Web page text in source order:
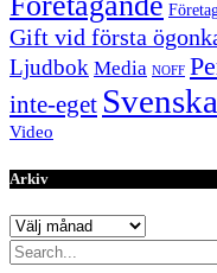
Gift vid första
Ljudbok Media NOFF
inte-eget Svenska
Video
Arkiv
Arkiv